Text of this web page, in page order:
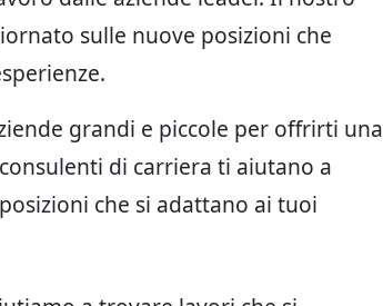
sulle nuove posizioni che
grandi e piccole per offrirti una
di carriera ti aiutano a
che si adattano ai tuoi